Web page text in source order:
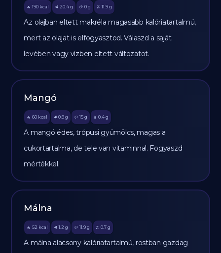
🔥 190 kcal 🥩 20.4 g 🥔 0g 🫒 11.9 g
Az olajban eltett makréla magasabb kalóriatartalmú,
mert az olajat is elfogyasztod. Válaszd a saját
levében vagy vízben eltett változatot.
Mangó
🔥 60 kcal 🥩 0.8 g 🥔 15g 🫒 0.4 g
A mangó édes, trópusi gyümölcs, magas a
cukortartalma, de tele van vitaminnal. Fogyaszd
mértékkel.
Málna
🔥 52 kcal 🥩 1.2 g 🥔 11.9g 🫒 0.7 g
A málna alacsony kalóriatartalmú, rostban gazdag